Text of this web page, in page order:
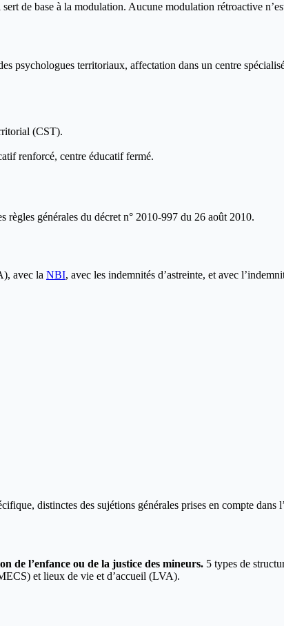
de base à la modulation. Aucune modulation rétroactive
psychologues territoriaux, affectation dans un centre
(CST).
renforcé, centre éducatif fermé.
générales du décret n° 2010-997 du 26 août 2010.
avec la NBI, avec les indemnités d’astreinte, et avec
distinctes des sujétions générales prises en compte dans
de l’enfance ou de la justice des mineurs. 5 types de
et lieux de vie et d’accueil (LVA).